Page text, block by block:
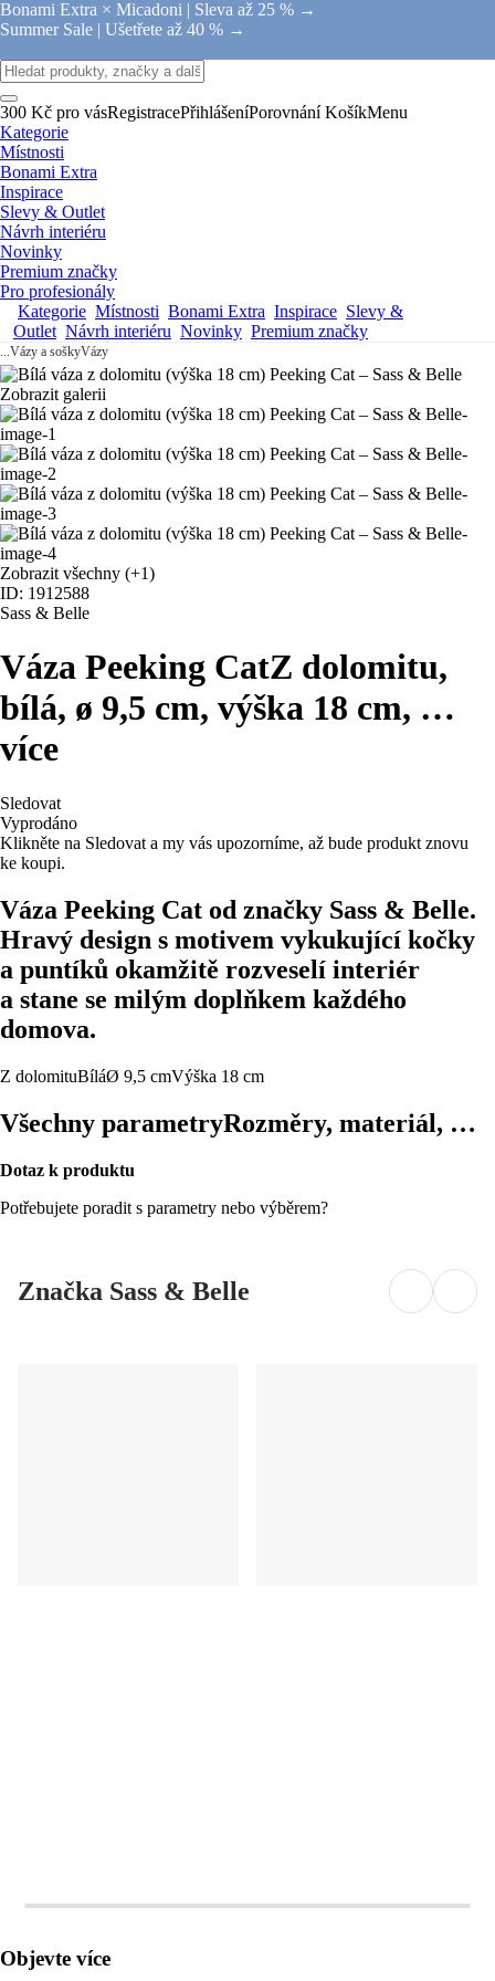
Bonami Extra × Micadoni | Sleva až 25 % →
Summer Sale | Ušetřete až 40 % →
300 Kč pro vásRegistracePřihlášeníPorovnání KošíkMenu
Kategorie
Místnosti
Bonami Extra
Inspirace
Slevy & Outlet
Návrh interiéru
Novinky
Premium značky
Pro profesionály
Kategorie Místnosti Bonami Extra Inspirace Slevy &
Outlet Návrh interiéru Novinky Premium značky
...Vázy a soškyVázy
Zobrazit galerii
Zobrazit všechny (+1)
ID: 1912588
Sass & Belle
Váza Peeking CatZ dolomitu,
bílá, ø 9,5 cm, výška 18 cm, …
více
Sledovat
Vyprodáno
Klikněte na Sledovat a my vás upozorníme, až bude produkt znovu
ke koupi.
Váza Peeking Cat od značky Sass & Belle.
Hravý design s motivem vykukující kočky
a puntíků okamžitě rozveselí interiér
a stane se milým doplňkem každého
domova.
Z dolomituBíláØ 9,5 cmVýška 18 cm
Všechny parametryRozměry, materiál, …
Dotaz k produktu
Potřebujete poradit s parametry nebo výběrem?
Značka Sass & Belle
Objevte více